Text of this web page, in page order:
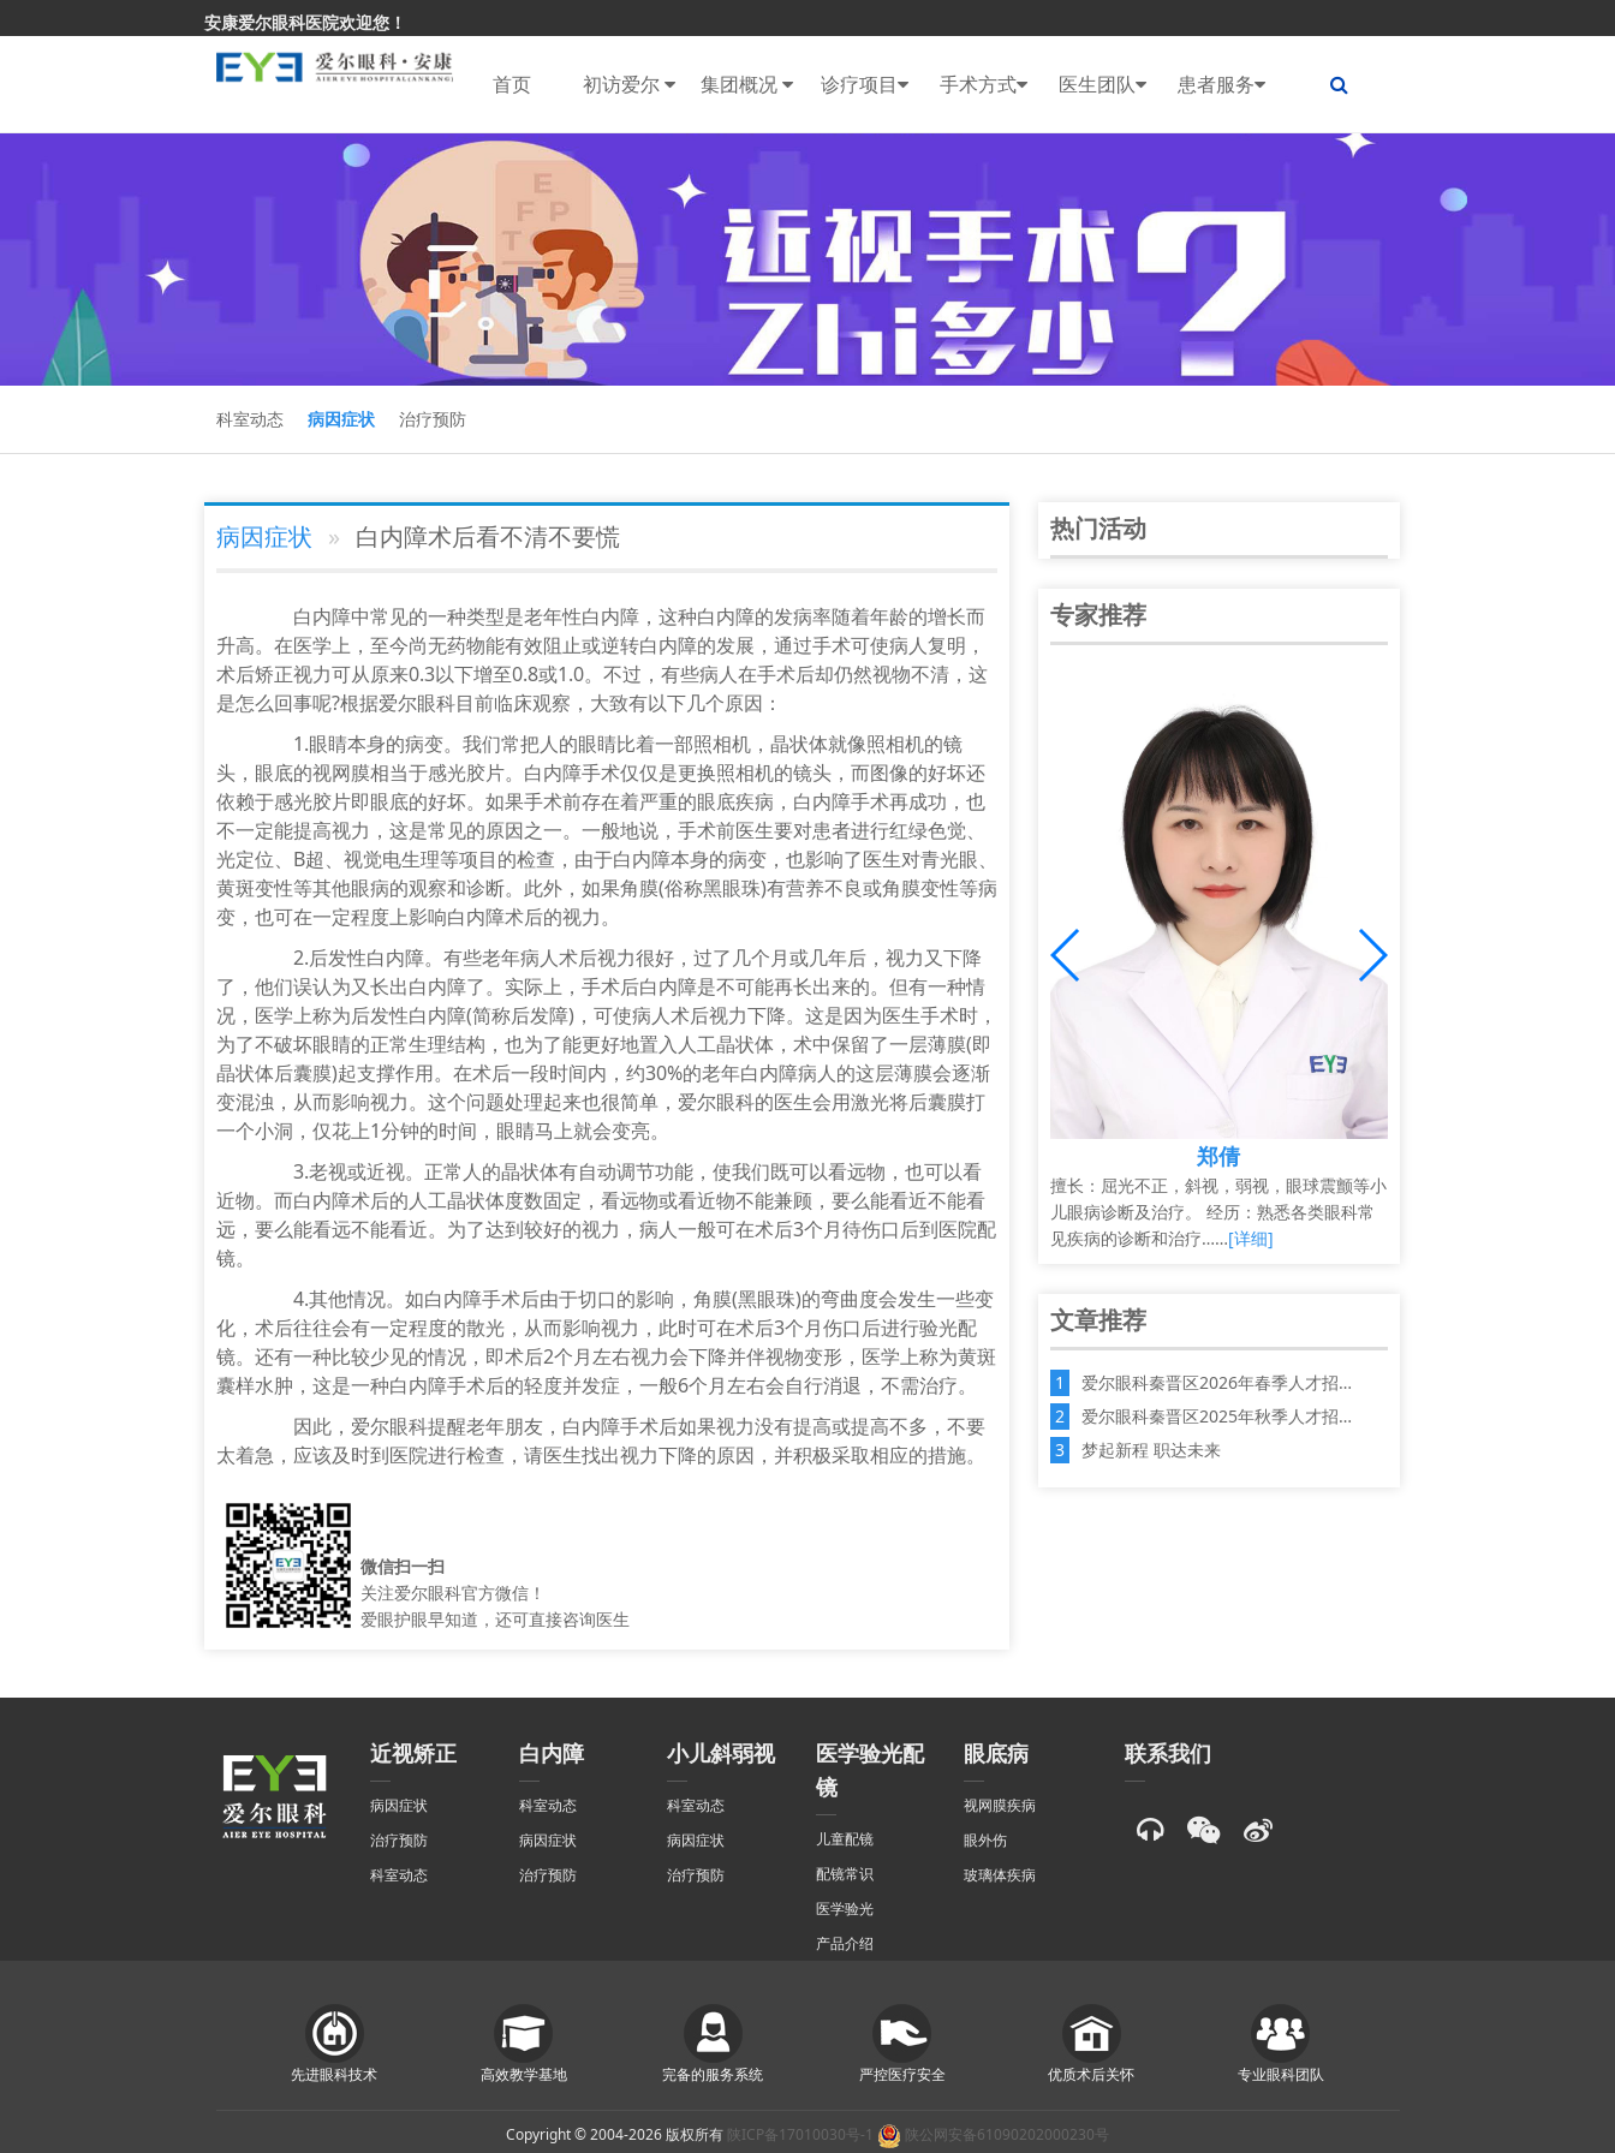
安康爱尔眼科医院欢迎您！
首页 初访爱尔 集团概况 诊疗项目 手术方式 医生团队 患者服务
科室动态 病因症状 治疗预防
病因症状 白内障术后看不清不要慌
白内障中常见的一种类型是老年性白内障，这种白内障的发病率随着年龄的增长而
升高。在医学上，至今尚无药物能有效阻止或逆转白内障的发展，通过手术可使病人复明，
术后矫正视力可从原来0.3以下增至0.8或1.0。不过，有些病人在手术后却仍然视物不清，这
是怎么回事呢?根据爱尔眼科目前临床观察，大致有以下几个原因：
1.眼睛本身的病变。我们常把人的眼睛比着一部照相机，晶状体就像照相机的镜
头，眼底的视网膜相当于感光胶片。白内障手术仅仅是更换照相机的镜头，而图像的好坏还
依赖于感光胶片即眼底的好坏。如果手术前存在着严重的眼底疾病，白内障手术再成功，也
不一定能提高视力，这是常见的原因之一。一般地说，手术前医生要对患者进行红绿色觉、
光定位、B超、视觉电生理等项目的检查，由于白内障本身的病变，也影响了医生对青光眼、
黄斑变性等其他眼病的观察和诊断。此外，如果角膜(俗称黑眼珠)有营养不良或角膜变性等病
变，也可在一定程度上影响白内障术后的视力。
2.后发性白内障。有些老年病人术后视力很好，过了几个月或几年后，视力又下降
了，他们误认为又长出白内障了。实际上，手术后白内障是不可能再长出来的。但有一种情
况，医学上称为后发性白内障(简称后发障)，可使病人术后视力下降。这是因为医生手术时，
为了不破坏眼睛的正常生理结构，也为了能更好地置入人工晶状体，术中保留了一层薄膜(即
晶状体后囊膜)起支撑作用。在术后一段时间内，约30%的老年白内障病人的这层薄膜会逐渐
变混浊，从而影响视力。这个问题处理起来也很简单，爱尔眼科的医生会用激光将后囊膜打
一个小洞，仅花上1分钟的时间，眼睛马上就会变亮。
3.老视或近视。正常人的晶状体有自动调节功能，使我们既可以看远物，也可以看
近物。而白内障术后的人工晶状体度数固定，看远物或看近物不能兼顾，要么能看近不能看
远，要么能看远不能看近。为了达到较好的视力，病人一般可在术后3个月待伤口后到医院配
镜。
4.其他情况。如白内障手术后由于切口的影响，角膜(黑眼珠)的弯曲度会发生一些变
化，术后往往会有一定程度的散光，从而影响视力，此时可在术后3个月伤口后进行验光配
镜。还有一种比较少见的情况，即术后2个月左右视力会下降并伴视物变形，医学上称为黄斑
囊样水肿，这是一种白内障手术后的轻度并发症，一般6个月左右会自行消退，不需治疗。
因此，爱尔眼科提醒老年朋友，白内障手术后如果视力没有提高或提高不多，不要
太着急，应该及时到医院进行检查，请医生找出视力下降的原因，并积极采取相应的措施。
微信扫一扫
关注爱尔眼科官方微信！
爱眼护眼早知道，还可直接咨询医生
热门活动
专家推荐
谭中信
职务职称：安康爱尔眼科医院院长、副主任医
师 中华医学会眼科学会陕西分会会员；陕西
省医学会眼科分会青…… [详细]
谭中信
中华医学会眼科学会陕西分会会员；陕西省医
学会眼科分会青年委员；爱尔陕西省区白内障
学组副组长；全国大……[详细]
郑倩
擅长：屈光不正，斜视，弱视，眼球震颤等小
儿眼病诊断及治疗。 经历：熟悉各类眼科常
见疾病的诊断和治疗……[详细]
文章推荐
爱尔眼科秦晋区2026年春季人才招…
爱尔眼科秦晋区2025年秋季人才招…
梦起新程 职达未来
近视矫正
病因症状
治疗预防
科室动态
白内障
科室动态
病因症状
治疗预防
小儿斜弱视
科室动态
病因症状
治疗预防
医学验光配
镜
儿童配镜
配镜常识
医学验光
产品介绍
眼底病
视网膜疾病
眼外伤
玻璃体疾病
联系我们
先进眼科技术 高效教学基地 完备的服务系统 严控医疗安全 优质术后关怀 专业眼科团队
Copyright © 2004-2026 版权所有 陕ICP备17010030号-1 陕公网安备61090202000230号